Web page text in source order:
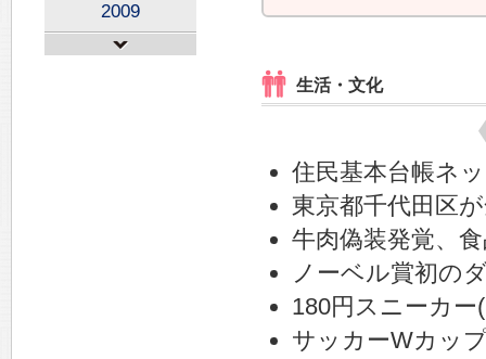
2009
生活・文化
住民基本台帳ネ
東京都千代田区
牛肉偽装発覚、
ノーベル賞初の
180円スニーカ
サッカーWカッ